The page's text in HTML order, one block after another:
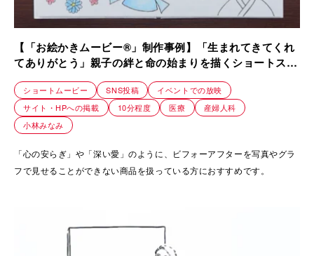
【「お絵かきムービー®」制作事例】「生まれてきてくれ
てありがとう」親子の絆と命の始まりを描くショートスト
ーリー｜赤枝医院
ショートムービー SNS投稿
イベントでの放映
サイト・HPへの掲載
10分程度 医療
産婦人科
小林みなみ
「心の安らぎ」や「深い愛」のように、ビフォーアフターを写真やグラ
フで見せることができない商品を扱っている方におすすめです。